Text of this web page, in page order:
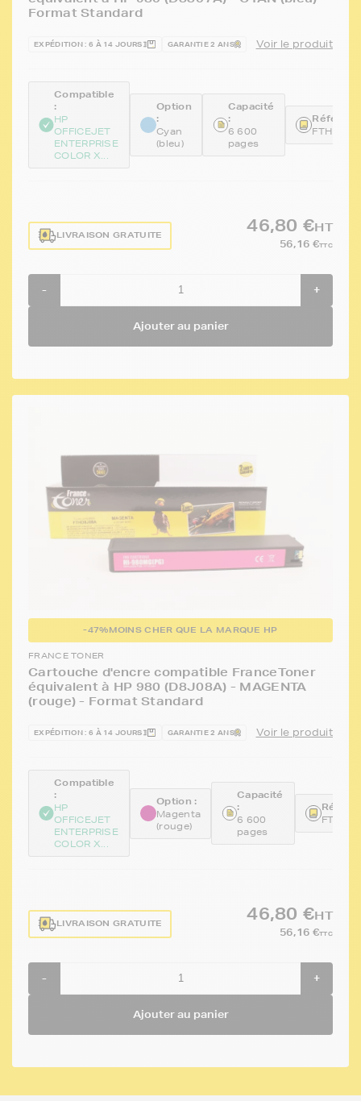
Format Standard
EXPÉDITION : 6 À 14 JOURS GARANTIE 2 ANS Voir le produit
Compatible
:
HP
OFFICEJET
ENTERPRISE
COLOR X...
Option
:
Cyan
(bleu)
Capacité
:
6 600
pages
LIVRAISON GRATUITE
46,80 €HT
56,16 €TTC
- +
Ajouter au panier
-47%MOINS CHER QUE LA MARQUE HP
FRANCE TONER
Cartouche d'encre compatible FranceToner
équivalent à HP 980 (D8J08A) - MAGENTA
(rouge) - Format Standard
EXPÉDITION : 6 À 14 JOURS GARANTIE 2 ANS Voir le produit
Compatible
:
HP
OFFICEJET
ENTERPRISE
COLOR X...
Option :
Magenta
(rouge)
Capacité
:
6 600
pages
LIVRAISON GRATUITE
46,80 €HT
56,16 €TTC
- +
Ajouter au panier